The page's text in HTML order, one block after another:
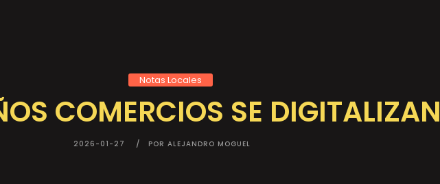
Notas Locales
COMERCIOS SE DIGITALIZAN
2026-01-27 POR ALEJANDRO MOGUEL